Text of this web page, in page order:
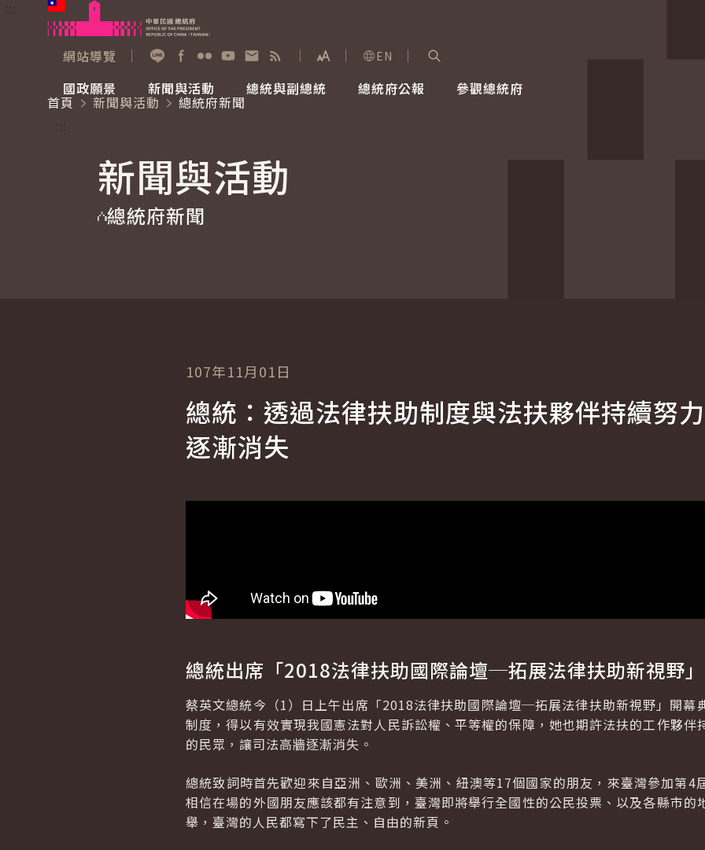
跳到主要內容
網站導覽
展開字級選單
EN
國政願景
國家氣候變遷對策委員會
重要談話
新聞與活動
總統府新聞
影音頻道
總統與副總統
賴清德總統
總統府公報 參觀總統府
參觀資訊
首頁 新聞與活動
總統府新聞
新聞與活動
總統府新聞
107年11月01日
總統：透過法律扶助制度與法扶夥伴持續努
逐漸消失
總統出席「2018法律扶助國際論壇─拓展法律扶助新視野
蔡英文總統今（1）日上午出席「2018法律扶助國際論壇─拓展法律扶助新視野」開幕
制度，得以有效實現我國憲法對人民訴訟權、平等權的保障，她也期許法扶的工作夥伴
的民眾，讓司法高牆逐漸消失。
總統致詞時首先歡迎來自亞洲、歐洲、美洲、紐澳等17個國家的朋友，來臺灣參加第4
相信在場的外國朋友應該都有注意到，臺灣即將舉行全國性的公民投票、以及各縣市的
舉，臺灣的人民都寫下了民主、自由的新頁。